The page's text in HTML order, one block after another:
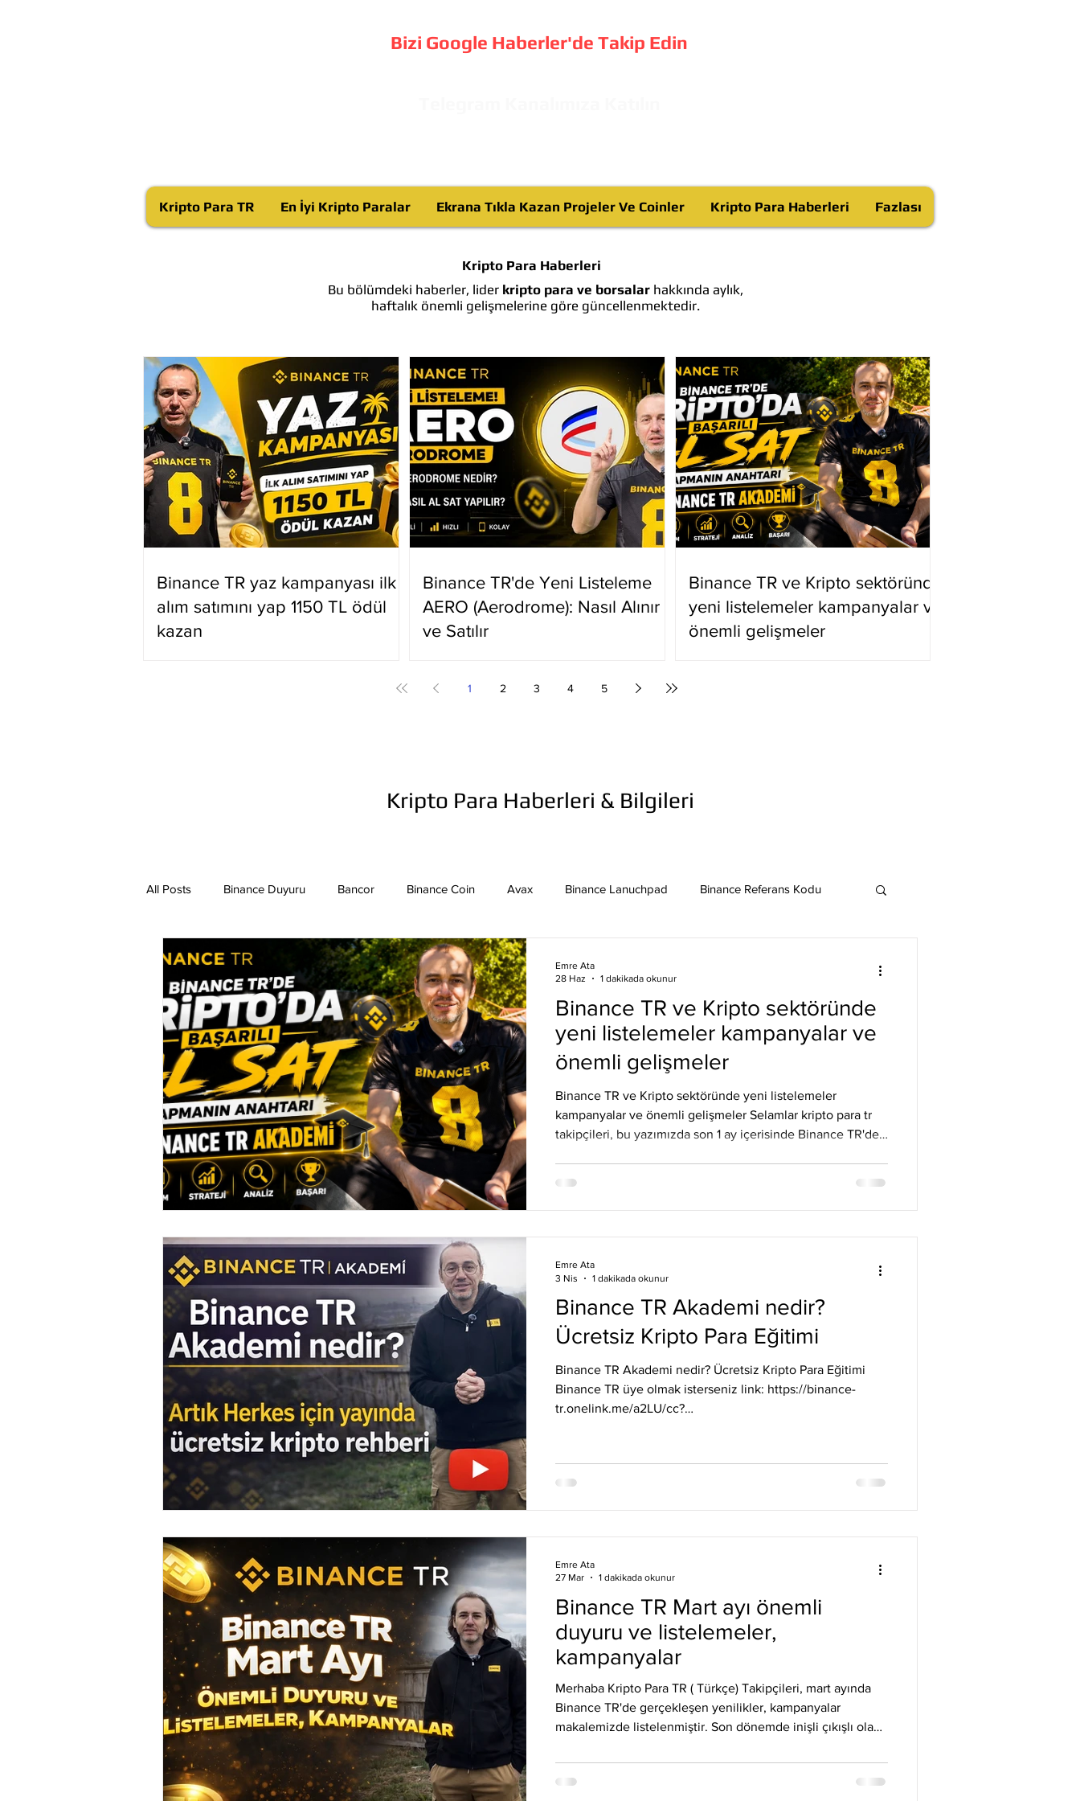
Bizi Google Haberler'de Takip Edin
Kripto Para TR En İyi Kripto Paralar Ekrana Tıkla Kazan Projeler Ve Coinler Kripto Para Haberleri Fazlası
Kripto Para Haberleri
Bu bölümdeki haberler, lider kripto para ve borsalarhakkında aylık,
haftalık önemli gelişmelerine göre güncellenmektedir.
Binance TR yaz kampanyası ilk
alım satımını yap 1150 TL ödül
kazan
Binance TR'de Yeni Listeleme
AERO (Aerodrome): Nasıl Alınır
ve Satılır
Binance TR ve Kripto sektöründe
yeni listelemeler kampanyalar ve
önemli gelişmeler
1 2 3 4 5
Kripto Para Haberleri & Bilgileri
All Posts Binance Duyuru Bancor Binance Coin Avax Binance Lanuchpad Binance Referans Kodu
Binance Taraftar Token Bitcoin Bitcoin Sv Binance Yeni Listeleme
Bittorent Coin Chiliz Compound Dai Dash Cosmos Dogecoin Ethereum
Ethereum Classic Elrond Eos Kripto Para Haberleri
Binance TR ve Kripto sektöründe
yeni listelemeler kampanyalar ve
önemli gelişmeler
Binance TR ve Kripto sektöründe yeni listelemeler
kampanyalar ve önemli gelişmeler Selamlar kripto para tr
takipçileri, bu yazımızda son 1 ay içerisinde Binance TR'de
destek birimleri ile dikkat çekmeye devam ediyor. Binance
Emre Ata
28 Haz
1 dakikada okunur
Binance TR Akademi nedir?
Ücretsiz Kripto Para Eğitimi
Binance TR Akademi nedir? Ücretsiz Kripto Para Eğitimi
Binance TR üye olmak isterseniz link: https://binance-
tr.onelink.me/a2LU/cc?
alan bilgiler ile kolaylıkla kripto sektörü hakkında önemli
bilgileri elde edebilirsiniz. Bu deneyim ve bilgi ile kayıp
Emre Ata
3 Nis
1 dakikada okunur
Binance TR Mart ayı önemli
duyuru ve listelemeler,
kampanyalar
Merhaba Kripto Para TR ( Türkçe) Takipçileri, mart ayında
Binance TR'de gerçekleşen yenilikler, kampanyalar
makalemizde listelenmiştir. Son dönemde inişli çıkışlı olan
yeni kullanıcılara destek olmaya devam ediyor, kurmuş
olduğu entegrasyonlar ile hayatı kolaylaştırmaya da
Emre Ata
27 Mar
1 dakikada okunur